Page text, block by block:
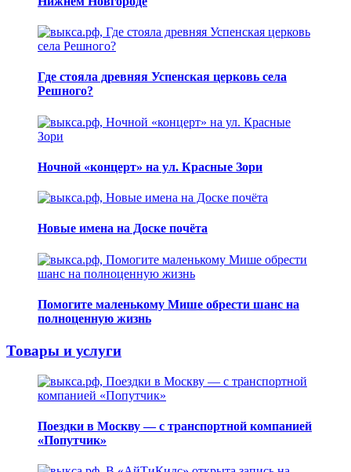
Где стояла древняя Успенская церковь села
Решного?
Ночной «концерт» на ул. Красные Зори
Новые имена на Доске почёта
Помогите маленькому Мише обрести шанс на
полноценную жизнь
Товары и услуги
Поездки в Москву — с транспортной компанией
«Попутчик»